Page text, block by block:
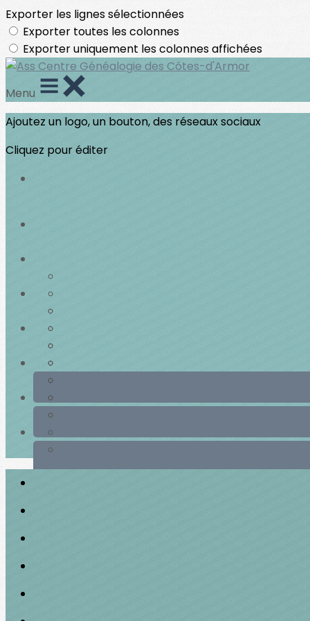
Exporter les lignes sélectionnées
Exporter toutes les colonnes
Exporter uniquement les colonnes affichées
Menu
Ajoutez un logo, un bouton, des réseaux sociaux
Cliquez pour éditer